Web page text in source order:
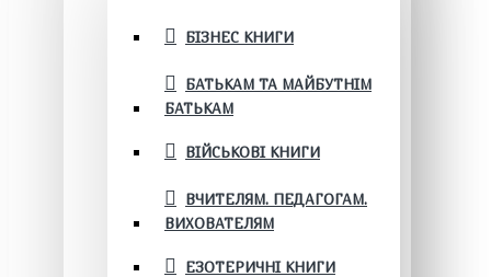
БІЗНЕС КНИГИ
БАТЬКАМ ТА МАЙБУТНІМ
БАТЬКАМ
ВІЙСЬКОВІ КНИГИ
ВЧИТЕЛЯМ. ПЕДАГОГАМ.
ВИХОВАТЕЛЯМ
ЕЗОТЕРИЧНІ КНИГИ